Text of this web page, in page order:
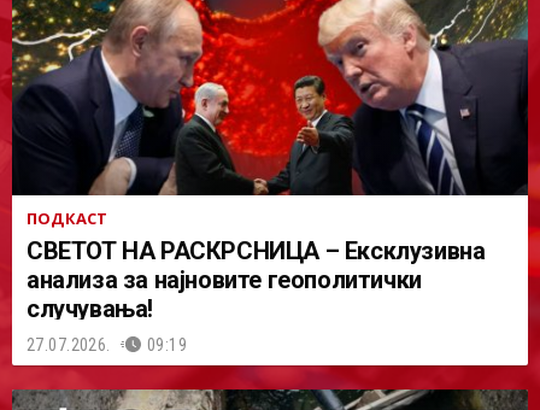
ПОДКАСТ
СВЕТОТ НА РАСКРСНИЦА – Ексклузивна
анализа за најновите геополитички
случувања!
27.07.2026. 09:19